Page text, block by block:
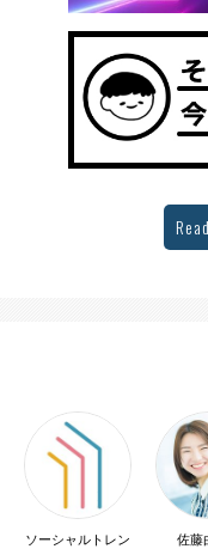
ソーシャルトレン
佐藤